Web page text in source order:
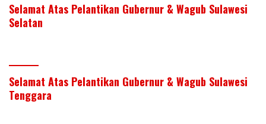
Selamat Atas Pelantikan Gubernur & Wagub Sulawesi
Selatan
Selamat Atas Pelantikan Gubernur & Wagub Sulawesi
Tenggara